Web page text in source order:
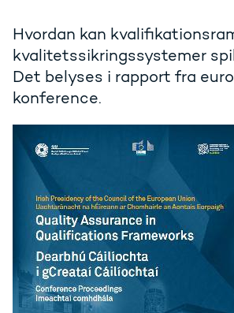
Hvordan kan
kvalitetssikringssystemer
Det belyses i rapport fra
konference.